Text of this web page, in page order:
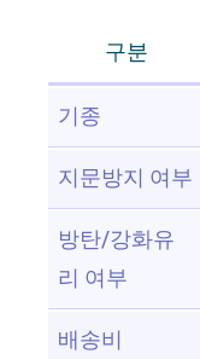
구분
기종
지문방지 여부
방탄/강화유
리 여부
배송비